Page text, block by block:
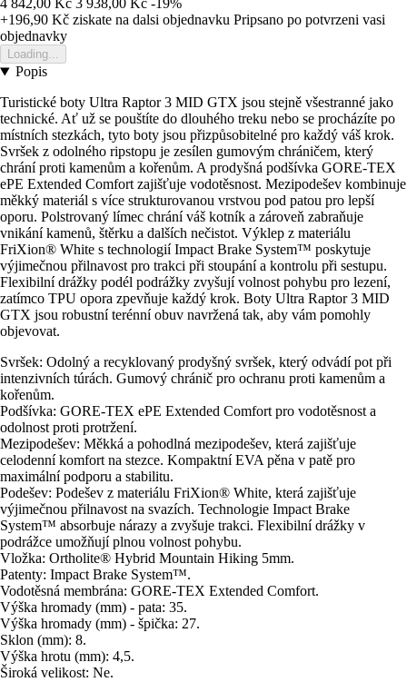
4 842,00 Kč 3 938,00 Kč -19%
+196,90 Kč ziskate na dalsi objednavku Pripsano po potvrzeni vasi
objednavky
Loading...
Popis
Turistické boty Ultra Raptor 3 MID GTX jsou stejně všestranné jako
technické. Ať už se pouštíte do dlouhého treku nebo se procházíte po
místních stezkách, tyto boty jsou přizpůsobitelné pro každý váš krok.
Svršek z odolného ripstopu je zesílen gumovým chráničem, který
chrání proti kamenům a kořenům. A prodyšná podšívka GORE-TEX
ePE Extended Comfort zajišťuje vodotěsnost. Mezipodešev kombinuje
měkký materiál s více strukturovanou vrstvou pod patou pro lepší
oporu. Polstrovaný límec chrání váš kotník a zároveň zabraňuje
vnikání kamenů, štěrku a dalších nečistot. Výklep z materiálu
FriXion® White s technologií Impact Brake System™ poskytuje
výjimečnou přilnavost pro trakci při stoupání a kontrolu při sestupu.
Flexibilní drážky podél podrážky zvyšují volnost pohybu pro lezení,
zatímco TPU opora zpevňuje každý krok. Boty Ultra Raptor 3 MID
GTX jsou robustní terénní obuv navržená tak, aby vám pomohly
objevovat.
Svršek: Odolný a recyklovaný prodyšný svršek, který odvádí pot při
intenzivních túrách. Gumový chránič pro ochranu proti kamenům a
kořenům.
Podšívka: GORE-TEX ePE Extended Comfort pro vodotěsnost a
odolnost proti protržení.
Mezipodešev: Měkká a pohodlná mezipodešev, která zajišťuje
celodenní komfort na stezce. Kompaktní EVA pěna v patě pro
maximální podporu a stabilitu.
Podešev: Podešev z materiálu FriXion® White, která zajišťuje
výjimečnou přilnavost na svazích. Technologie Impact Brake
System™ absorbuje nárazy a zvyšuje trakci. Flexibilní drážky v
podrážce umožňují plnou volnost pohybu.
Vložka: Ortholite® Hybrid Mountain Hiking 5mm.
Patenty: Impact Brake System™.
Vodotěsná membrána: GORE-TEX Extended Comfort.
Výška hromady (mm) - pata: 35.
Výška hromady (mm) - špička: 27.
Sklon (mm): 8.
Výška hrotu (mm): 4,5.
Široká velikost: Ne.